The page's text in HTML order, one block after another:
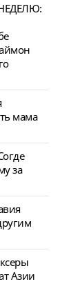
мама
за
Азии